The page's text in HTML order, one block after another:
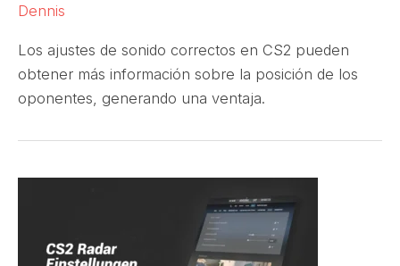
Dennis
Los ajustes de sonido correctos en CS2 pueden
obtener más información sobre la posición de los
oponentes, generando una ventaja.